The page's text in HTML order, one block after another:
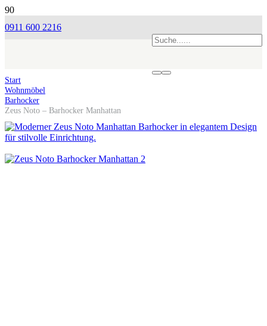
0911 600 2216
Start
Wohnmöbel
Barhocker
Zeus Noto – Barhocker Manhattan